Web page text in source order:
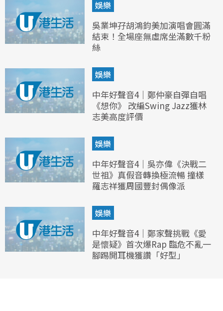
娛樂
吳業坤孖胡鴻鈞美加演唱會圓滿
結束！全場座無虛席坐滿數千粉
絲
娛樂
中年好聲音4｜鄭仲豪自彈自唱
《想你》 改編Swing Jazz獲林
志美高度評價
娛樂
中年好聲音4｜吳亦偉《決戰二
世祖》真假音轉換極流暢 撞樣
羅志祥獲周國豐封偶像派
娛樂
中年好聲音4｜鄭家聲挑戰《愛
是懷疑》首次爆Rap 臨危不亂一
腳踢開耳機獲讚「好型」